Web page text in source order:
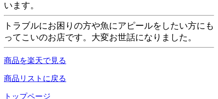
います。
トラブルにお困りの方や魚にアピールをしたい方にも
ってこいのお店です。大変お世話になりました。
商品を楽天で見る
商品リストに戻る
トップページ